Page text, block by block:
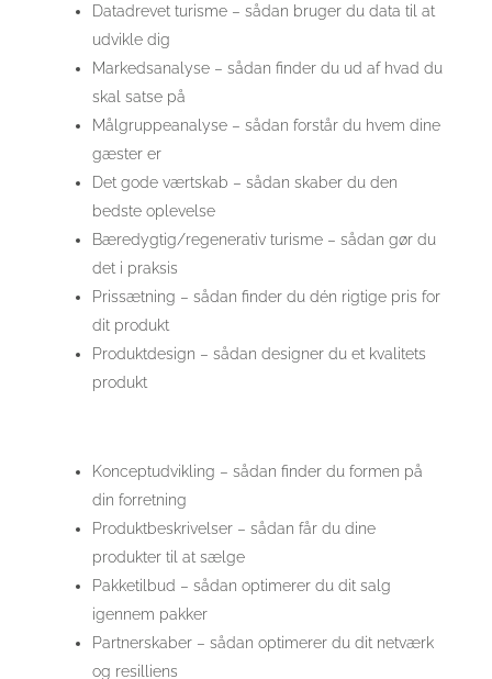
Datadrevet turisme – sådan bruger du data til at
udvikle dig
Markedsanalyse – sådan finder du ud af hvad du
skal satse på
Målgruppeanalyse – sådan forstår du hvem dine
gæster er
Det gode værtskab – sådan skaber du den
bedste oplevelse
Bæredygtig/regenerativ turisme – sådan gør du
det i praksis
Prissætning – sådan finder du dén rigtige pris for
dit produkt
Produktdesign – sådan designer du et kvalitets
produkt
Konceptudvikling – sådan finder du formen på
din forretning
Produktbeskrivelser – sådan får du dine
produkter til at sælge
Pakketilbud – sådan optimerer du dit salg
igennem pakker
Partnerskaber – sådan optimerer du dit netværk
og resilliens